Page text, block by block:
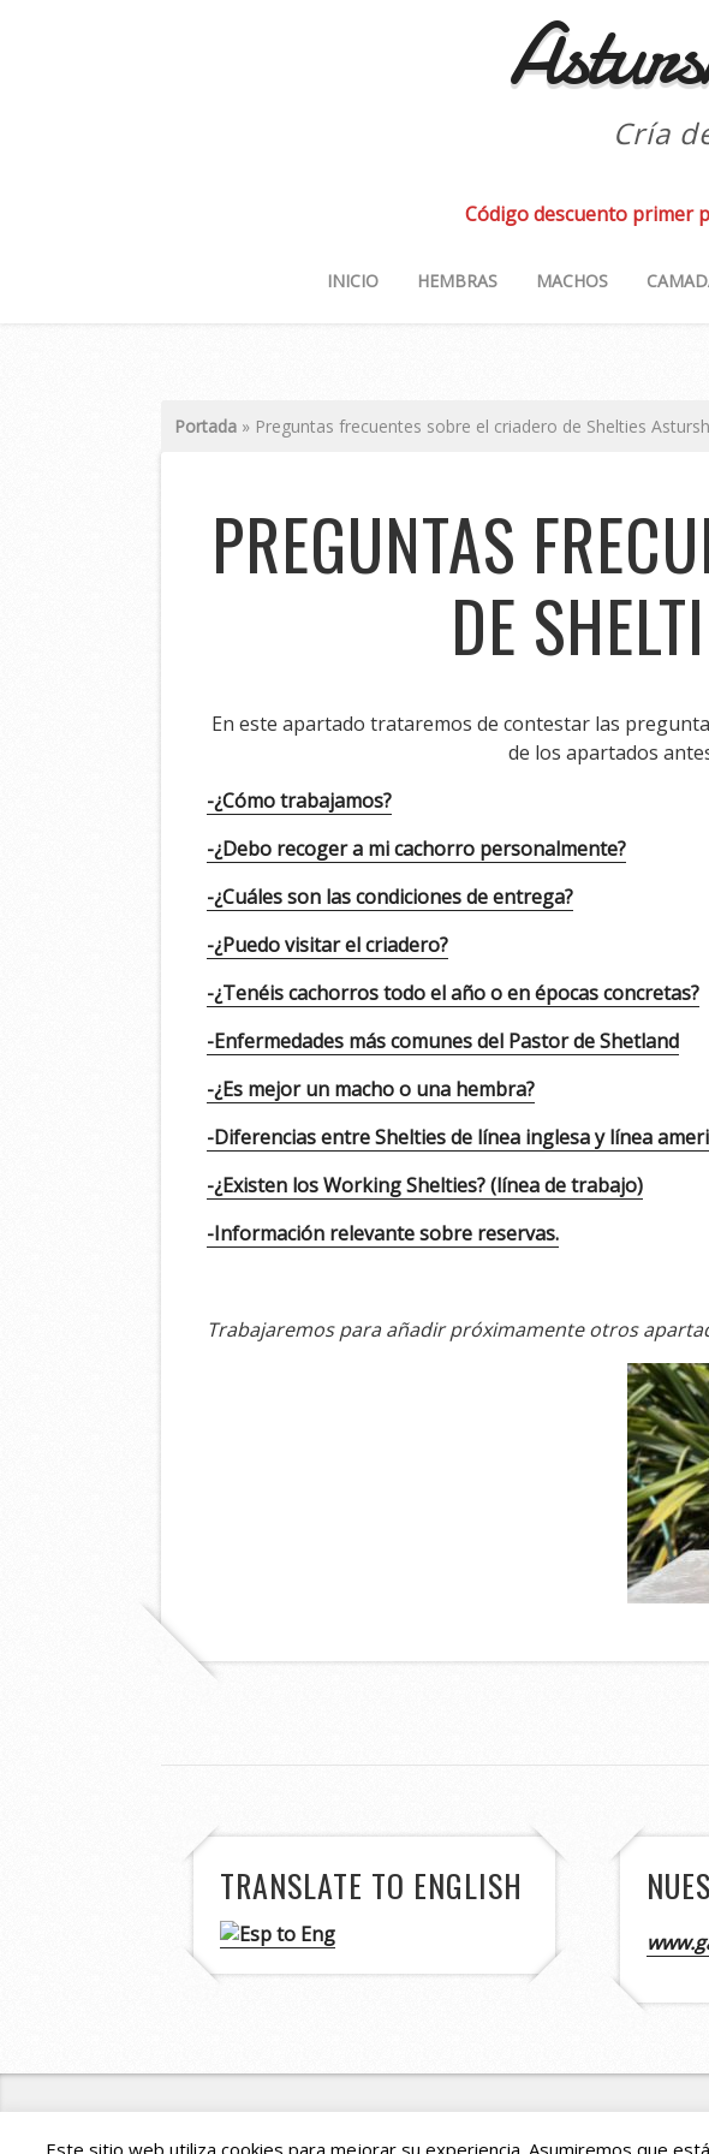
Cría
Código descuento primer
INICIO HEMBRAS MACHOS
Portada » Preguntas frecuentes sobre el criadero de Shelties
PREGUNTAS
DE
En este apartado trataremos de contestar las
de los apartados
-¿Cómo trabajamos?
-¿Debo recoger a mi cachorro personalmente?
-¿Cuáles son las condiciones de entrega?
-¿Puedo visitar el criadero?
-¿Tenéis cachorros todo el año o en épocas concretas?
-Enfermedades más comunes del Pastor de Shetland
-¿Es mejor un macho o una hembra?
-Diferencias entre Shelties de línea inglesa y línea
-¿Existen los Working Shelties? (línea de trabajo)
-Información relevante sobre reservas.
Trabajaremos para añadir próximamente otros
TRANSLATE TO ENGLISH
Este sitio web utiliza cookies para mejorar su experiencia. Asumiremos que